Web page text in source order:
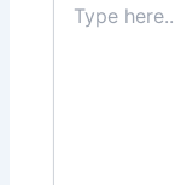
here..